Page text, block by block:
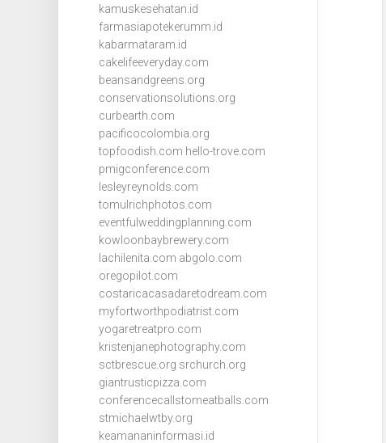
kamuskesehatan.id
farmasiapotekerumm.id
kabarmataram.id
cakelifeeveryday.com
beansandgreens.org
conservationsolutions.org
curbearth.com
pacificocolombia.org
topfoodish.com hello-trove.com
pmigconference.com
lesleyreynolds.com
tomulrichphotos.com
eventfulweddingplanning.com
kowloonbaybrewery.com
lachilenita.com abgolo.com
oregopilot.com
costaricacasadaretodream.com
myfortworthpodiatrist.com
yogaretreatpro.com
kristenjanephotography.com
sctbrescue.org srchurch.org
giantrusticpizza.com
conferencecallstomeatballs.com
stmichaelwtby.org
keamananinformasi.id